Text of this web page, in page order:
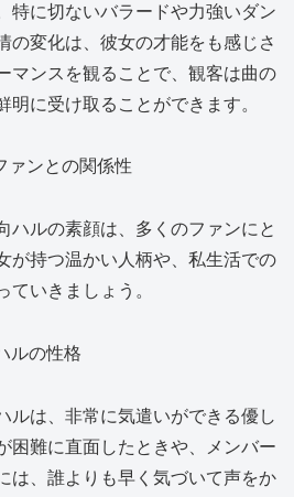
特に切ないバラードや力強いダン
の変化は、彼女の才能をも感じさ
マンスを観ることで、観客は曲の
明に受け取ることができます。
ァンとの関係性
ハルの素顔は、多くのファンにと
が持つ温かい人柄や、私生活での
ていきましょう。
ルの性格
ルは、非常に気遣いができる優し
困難に直面したときや、メンバー
は、誰よりも早く気づいて声をか